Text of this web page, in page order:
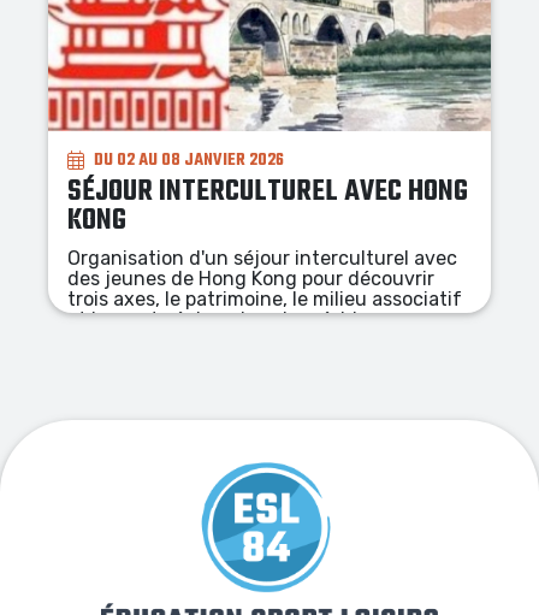
DU 06 AU 26 JUILLET 2026 (ACTIVITÉS + NUITÉES +
PENSION COMPLÈTE)
LES COLONIES DU FESTIVAL
À la découverte du Festival Avignon et
Villeneuve en Scène, les jeunes
découvriront les places emblématiques du
centre ville, les pièces de théâtre, iront à la